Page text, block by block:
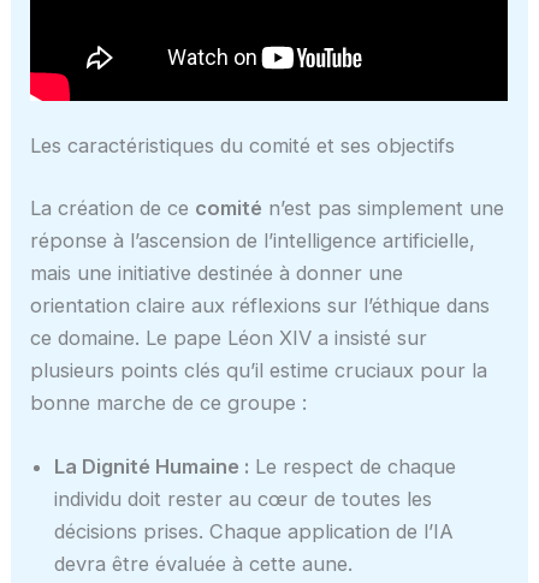
Les caractéristiques du comité et ses objectifs
La création de ce comité n’est pas simplement une
réponse à l’ascension de l’intelligence artificielle,
mais une initiative destinée à donner une
orientation claire aux réflexions sur l’éthique dans
ce domaine. Le pape Léon XIV a insisté sur
plusieurs points clés qu’il estime cruciaux pour la
bonne marche de ce groupe :
La Dignité Humaine : Le respect de chaque
individu doit rester au cœur de toutes les
décisions prises. Chaque application de l’IA
devra être évaluée à cette aune.